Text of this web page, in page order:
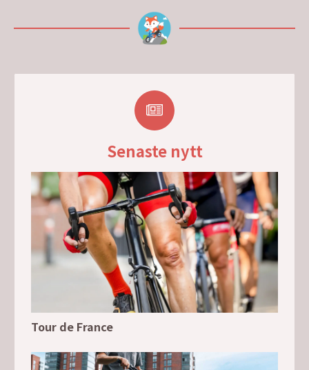
Senaste nytt
Tour de France